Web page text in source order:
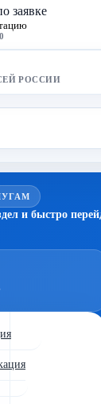
заявке
РОССИИ
и быстро